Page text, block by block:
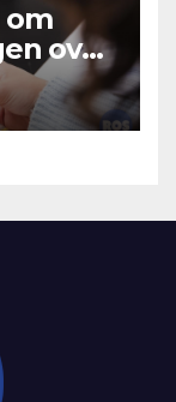
om
over